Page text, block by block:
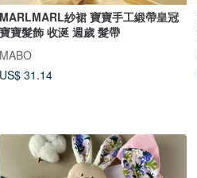
MARLMARL紗裙 寶寶手工緞帶皇冠
寶寶髮飾 收涎 週歲 髮帶
MABO
US$ 31.14